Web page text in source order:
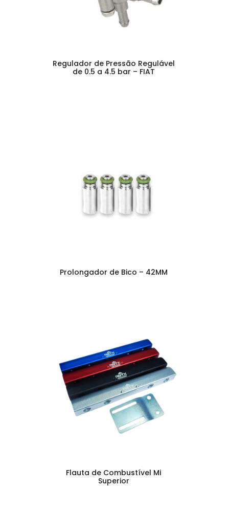
Regulador de Pressão Regulável
de 0.5 a 4.5 bar – FIAT
Prolongador de Bico – 42MM
Flauta de Combustível Mi
Superior